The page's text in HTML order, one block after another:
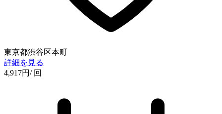
東京都渋谷区本町
詳細を見る
4,917円/ 回